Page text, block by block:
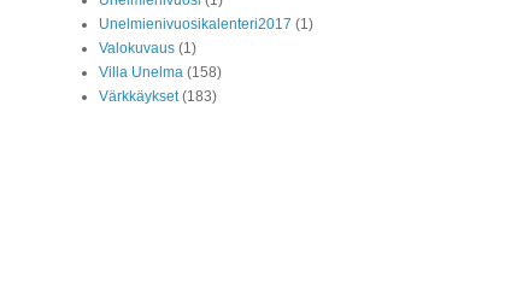
Unelmienivuosikalenteri2017 (1)
Valokuvaus (1)
Villa Unelma (158)
Värkkäykset (183)